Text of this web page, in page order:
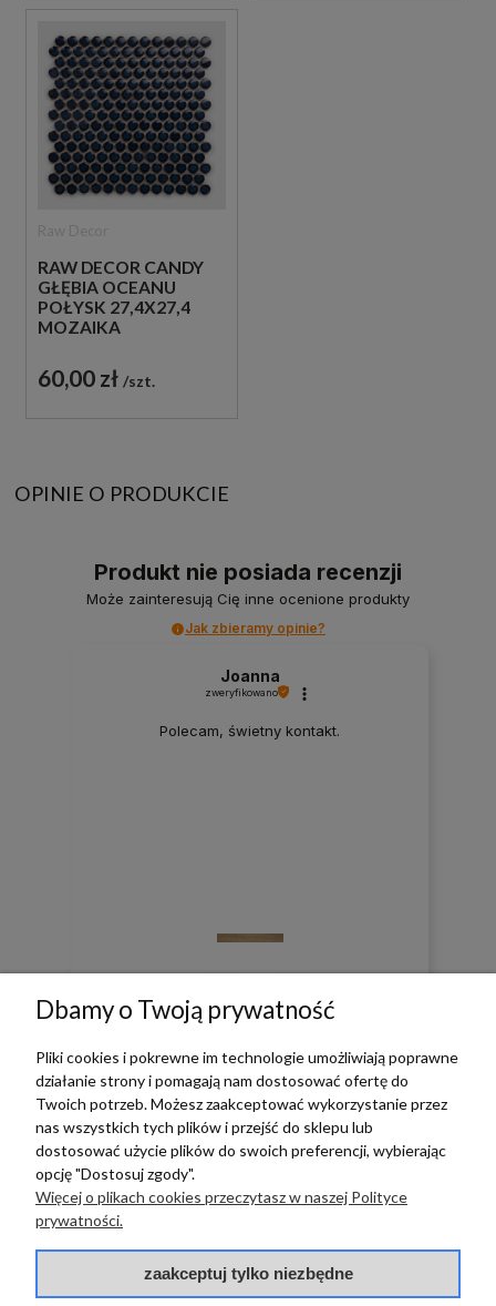
RAW DECOR CANDY
GŁĘBIA OCEANU
POŁYSK 27,4X27,4
MOZAIKA
60,00 zł szt.
OPINIE O PRODUKCIE
Produkt nie posiada recenzji
Może zainteresują Cię inne ocenione produkty
Jak zbieramy opinie?
Joanna
zweryfikowano
Polecam, świetny kontakt.
0 0
zebranych i zweryfikowanych przez
BAZA WIEDZY
Dbamy o Twoją prywatność
Pliki cookies i pokrewne im technologie umożliwiają poprawne
działanie strony i pomagają nam dostosować ofertę do
Twoich potrzeb. Możesz zaakceptować wykorzystanie przez
nas wszystkich tych plików i przejść do sklepu lub
dostosować użycie plików do swoich preferencji, wybierając
opcję "Dostosuj zgody".
Więcej o plikach cookies przeczytasz w naszej Polityce
prywatności.
zaakceptuj tylko niezbędne